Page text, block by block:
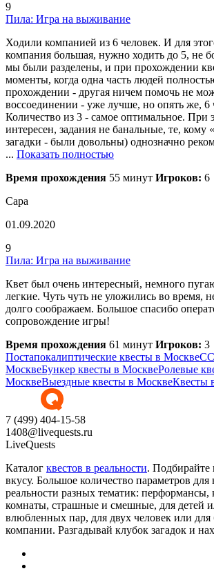
9
Пила: Игра на выживание
Ходили компанией из 6 человек. И для
компания большая, нужно ходить до 5, не
мы были разделены, и при прохождении
моменты, когда одна часть людей
прохождении - другая ничем помочь не
воссоединении - уже лучше, но опять же, 6
Количество из 3 - самое оптимальное. При
интересен, задания не банальные, те, кому
загадки - были довольны) однозначно
... Показать полностью
Время прохождения 55 минут Игроков: 6
Сара
01.09.2020
9
Пила: Игра на выживание
Квет был очень интересный, немного
легкие. Чуть чуть не уложились во время,
долго соображаем. Большое спасибо
сопровождение игры!
Время прохождения 61 минут Игроков: 3
Постапокалиптические квесты в Москве
МосквеБункер квесты в МосквеРолевые
МосквеВыездные квесты в МосквеКвесты
7 (499) 404-15-58
1408@livequests.ru
LiveQuests
Каталог квестов в реальности. Подбирайте
вкусу. Большое количество параметров
реальности разных тематик: перформансы,
комнаты, страшные и смешные, для детей
влюбленных пар, для двух человек или
компании. Разгадывай клубок загадок и